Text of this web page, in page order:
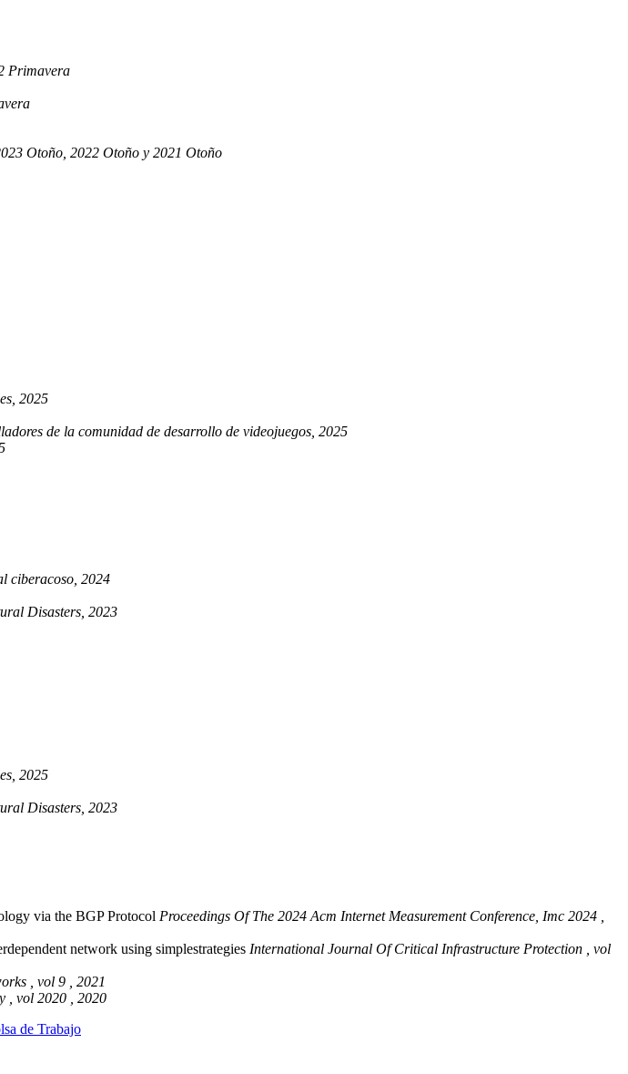
Primavera
Otoño, 2022 Otoño y 2021 Otoño
2025
de la comunidad de desarrollo de videojuegos, 2025
ciberacoso, 2024
Disasters, 2023
2025
Disasters, 2023
via the BGP Protocol Proceedings Of The 2024 Acm Internet Measurement Conference, Imc 2024 ,
network using simplestrategies International Journal Of Critical Infrastructure Protection , vol
, vol 9 , 2021
, vol 2020 , 2020
de Trabajo